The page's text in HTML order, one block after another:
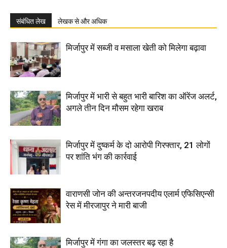
संबंधित लेख लेखक से और अधिक
मिर्जापुर में सब्जी व मसाला खेती को मिलेगा बढ़ावा
मिर्जापुर में भारी से बहुत भारी बारिश का ऑरेंज अलर्ट,
अगले तीन दिन मौसम रहेगा खराब
मिर्जापुर में दुष्कर्म के दो आरोपी गिरफ्तार, 21 लोगों
पर शांति भंग की कार्रवाई
वाराणसी जोन की अन्तरजनपदीय एलार्म एफिसिएन्सी
रेस में मीरजापुर ने मारी बाजी
मिर्जापुर में गंगा का जलस्तर बढ़ रहा है